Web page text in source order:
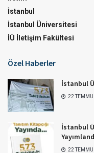
İstanbul
İstanbul Üniversitesi
İÜ İletişim Fakültesi
Özel Haberler
İstanbul
22
İstanbul
22